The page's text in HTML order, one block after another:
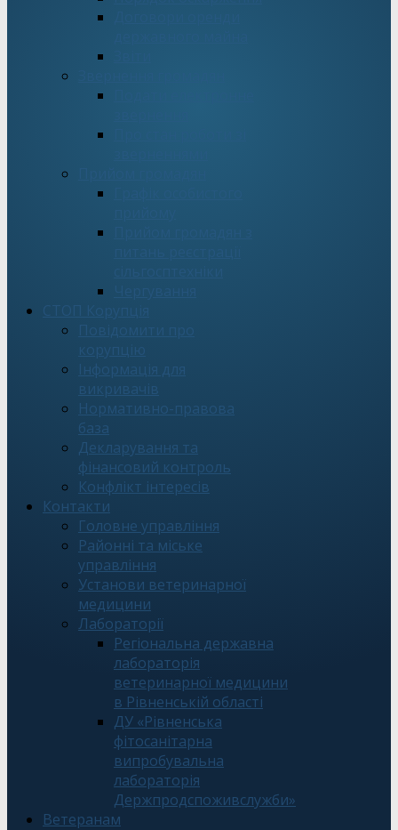
СТОП Корупція
Повідомити про
корупцію
Інформація для
викривачів
Нормативно-правова
база
Декларування та
фінансовий контроль
Конфлікт інтересів
Контакти
Головне управління
Районні та міське
управління
Установи ветеринарної
медицини
Лабораторії
Регіональна державна
лабораторія
ветеринарної медицини
в Рівненській області
ДУ «Рівненська
фітосанітарна
випробувальна
лабораторія
Держпродспоживслужби»
Ветеранам